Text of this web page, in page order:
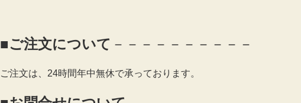
■ご注文について －－－－－－－－－－
ご注文は、24時間年中無休で承っております。